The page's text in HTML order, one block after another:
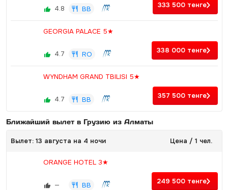
4.8 BB 333 500 тенге
GEORGIA PALACE 5★
4.7 RO 338 000 тенге
WYNDHAM GRAND TBILISI 5★
4.7 BB 357 500 тенге
Ближайший вылет в Грузию из Алматы
Вылет: 13 августа на 4 ночи Цена / 1 чел.
ORANGE HOTEL 3★
— BB 249 500 тенге